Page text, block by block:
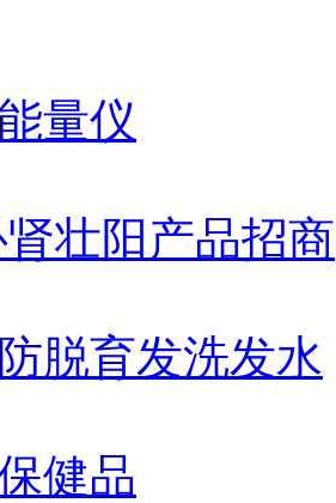
量仪
壮阳产品招商
脱育发洗发水
健品